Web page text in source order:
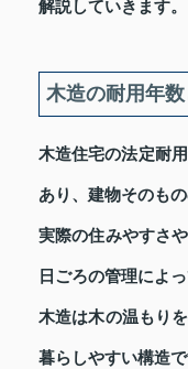
解説していきます。
木造の耐用年
木造住宅の法定耐
あり、建物そのも
実際の住みやすさ
日ごろの管理によ
木造は木の温もり
暮らしやすい構造で